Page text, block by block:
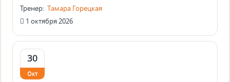
Тренер: Тамара Горецкая
1 октября 2026
30
Окт